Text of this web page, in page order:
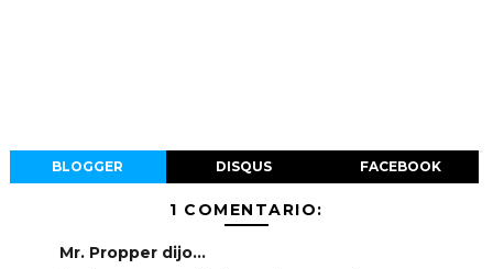
BLOGGER DISQUS FACEBOOK
1 COMENTARIO:
Mr. Propper dijo...